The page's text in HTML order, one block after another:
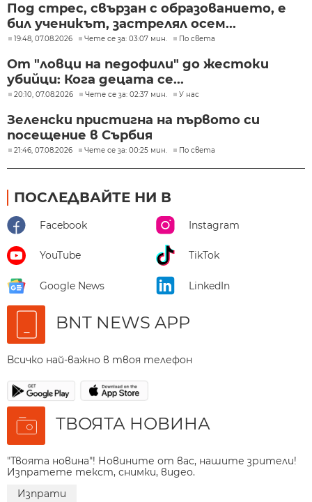
Под стрес, свързан с образованието, е
бил ученикът, застрелял осем...
19:48, 07.08.2026 Чете се за: 03:07 мин. По света
От "ловци на педофили" до жестоки
убийци: Кога децата се...
20:10, 07.08.2026 Чете се за: 02:37 мин. У нас
Зеленски пристигна на първото си
посещение в Сърбия
21:46, 07.08.2026 Чете се за: 00:25 мин. По света
ПОСЛЕДВАЙТЕ НИ В
Facebook Instagram
YouTube TikTok
Google News LinkedIn
BNT NEWS APP
Всичко най-важно в твоя телефон
ТВОЯТА НОВИНА
"Твоята новина"! Новините от вас, нашите зрители!
Изпратете текст, снимки, видео.
Изпрати